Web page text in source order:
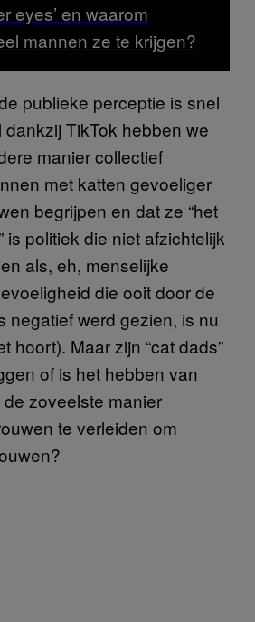
eyes’ en waarom
mannen ze te krijgen?
publieke perceptie is snel
TikTok hebben we
manier collectief
met katten gevoeliger
begrijpen en dat ze “het
is politiek die niet afzichtelijk
als, eh, menselijke
die ooit door de
negatief werd gezien, is nu
hoort). Maar zijn “cat dads”
of is het hebben van
zoveelste manier
te verleiden om